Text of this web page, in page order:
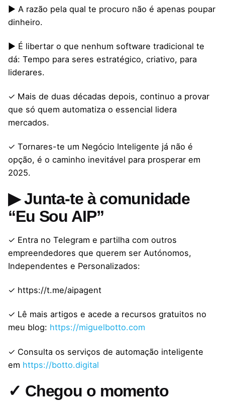
▶ A razão pela qual te procuro não é apenas poupar
dinheiro.
▶ É libertar o que nenhum software tradicional te
dá: Tempo para seres estratégico, criativo, para
liderares.
✓ Mais de duas décadas depois, continuo a provar
que só quem automatiza o essencial lidera
mercados.
✓ Tornares-te um Negócio Inteligente já não é
opção, é o caminho inevitável para prosperar em
2025.
▶ Junta-te à comunidade
“Eu Sou AIP”
✓ Entra no Telegram e partilha com outros
empreendedores que querem ser Autónomos,
Independentes e Personalizados:
✓ https://t.me/aipagent
✓ Lê mais artigos e acede a recursos gratuitos no
meu blog: https://miguelbotto.com
✓ Consulta os serviços de automação inteligente
em https://botto.digital
✓ Chegou o momento